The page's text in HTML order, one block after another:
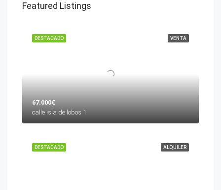
Featured Listings
VENTA
DESTACADO
67.000€
calle isla de lobos 1
ALQUILER
DESTACADO